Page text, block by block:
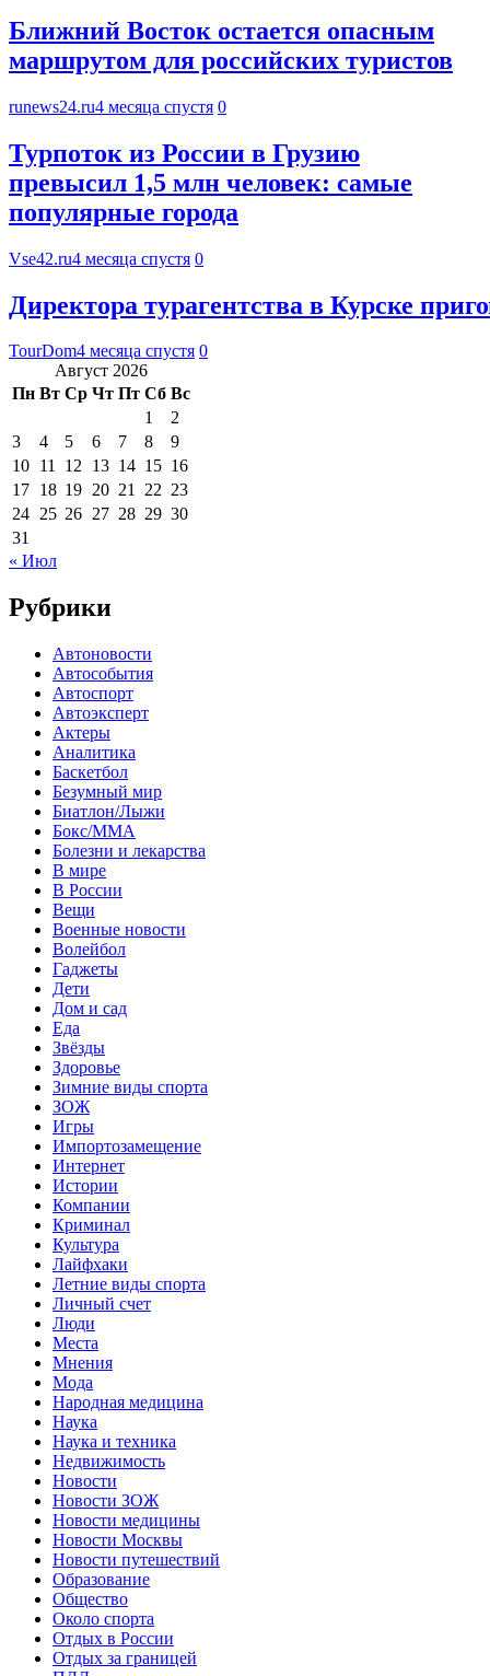
Ближний Восток остается опасным
маршрутом для российских туристов
runews24.ru4 месяца спустя 0
Турпоток из России в Грузию
превысил 1,5 млн человек: самые
популярные города
Vse42.ru4 месяца спустя 0
Директора турагентства в Курске
TourDom4 месяца спустя 0
Август 2026
Пн Вт Ср Чт Пт Сб Вс
1
2
3
4 5 6 7 8
9
10 11 12 13 14 15 16
17 18 19 20 21 22 23
24 25 26 27 28 29 30
31
« Июл
Рубрики
Автоновости
Автособытия
Автоспорт
Автоэксперт
Актеры
Аналитика
Баскетбол
Безумный мир
Биатлон/Лыжи
Бокс/MMA
Болезни и лекарства
В мире
В России
Вещи
Военные новости
Волейбол
Гаджеты
Дети
Дом и сад
Еда
Звёзды
Здоровье
Зимние виды спорта
ЗОЖ
Игры
Импортозамещение
Интернет
Истории
Компании
Криминал
Культура
Лайфхаки
Летние виды спорта
Личный счет
Люди
Места
Мнения
Мода
Народная медицина
Наука
Наука и техника
Недвижимость
Новости
Новости ЗОЖ
Новости медицины
Новости Москвы
Новости путешествий
Образование
Общество
Около спорта
Отдых в России
Отдых за границей